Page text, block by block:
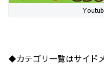
◆カテゴリ一覧はサイド